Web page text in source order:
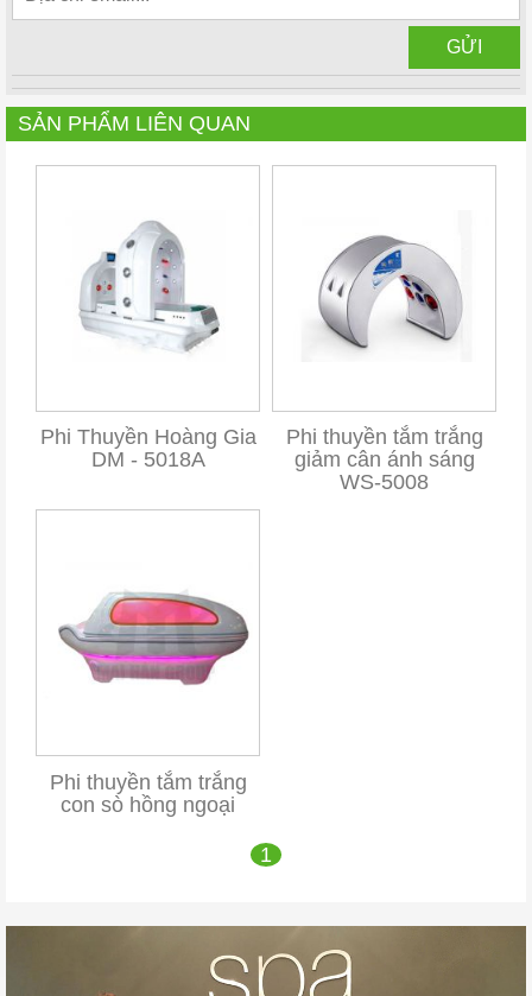
SẢN PHẨM LIÊN QUAN
Phi Thuyền Hoàng Gia
DM - 5018A
Phi thuyền tắm trắng
giảm cân ánh sáng
WS-5008
Phi thuyền tắm trắng
con sò hồng ngoại
1